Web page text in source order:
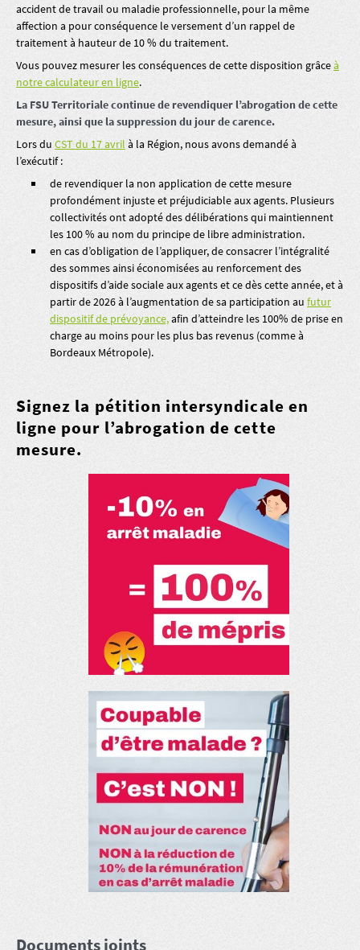
accident de travail ou maladie professionnelle, pour la même
affection a pour conséquence le versement d’un rappel de
traitement à hauteur de 10 % du traitement.
Vous pouvez mesurer les conséquences de cette disposition grâceà
notre calculateur en ligne.
La FSU Territoriale continue de revendiquer l’abrogation de cette
mesure, ainsi que la suppression du jour de carence.
Lors du CST du 17 avril à la Région, nous avons demandé à
l’exécutif :
de revendiquer la non application de cette mesure
profondément injuste et préjudiciable aux agents. Plusieurs
collectivités ont adopté des délibérations qui maintiennent
les 100 % au nom du principe de libre administration.
en cas d’obligation de l’appliquer, de consacrer l’intégralité
des sommes ainsi économisées au renforcement des
dispositifs d’aide sociale aux agents et ce dès cette année, et à
partir de 2026 à l’augmentation de sa participation au futur
dispositif de prévoyance,afin d’atteindre les 100% de prise en
charge au moins pour les plus bas revenus (comme à
Bordeaux Métropole).
Signez la pétition intersyndicale en
ligne pour l’abrogation de cette
mesure.
Documents joints